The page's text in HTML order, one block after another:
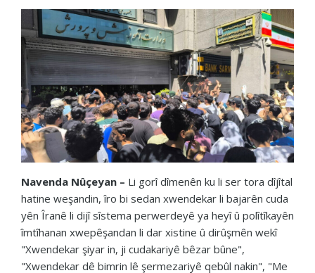
Navenda Nûçeyan – Li gorî dîmenên ku li ser tora dîjîtal
hatine weşandin, îro bi sedan xwendekar li bajarên cuda
yên Îranê li dijî sîstema perwerdeyê ya heyî û polîtîkayên
îmtîhanan xwepêşandan li dar xistine û dirûşmên wekî
"Xwendekar şiyar in, ji cudakariyê bêzar bûne",
"Xwendekar dê bimrin lê şermezariyê qebûl nakin", "Me